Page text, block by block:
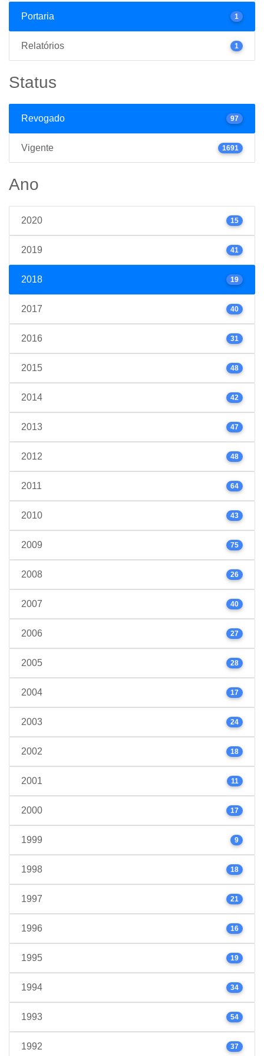
Portaria 1
Relatórios 1
Status
Revogado 97
Vigente 1691
Ano
2020 15
2019 41
2018 19
2017 40
2016 31
2015 48
2014 42
2013 47
2012 48
2011 64
2010 43
2009 75
2008 26
2007 40
2006 27
2005 28
2004 17
2003 24
2002 18
2001 11
2000 17
1999 9
1998 18
1997 21
1996 16
1995 19
1994 34
1993 54
1992 37